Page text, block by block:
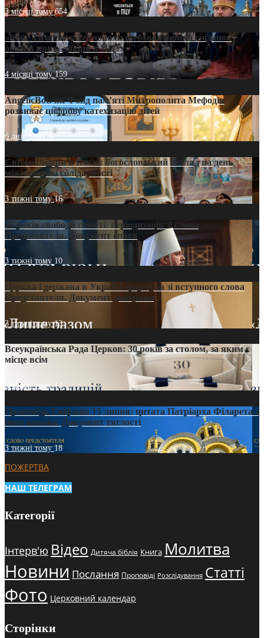
3 місяці тому654
«Кейс Тихона» у Тернополі: як Молитовний сніданок
оголив кризу довіри в ПЦУ
4 місяці тому159
AngelicBot: як Фонд пам’яті Митрополита Мефодія
розвиває цифрову катехизацію дітей
6 днів тому9
Світові лідери в Києві: богословський погляд на день
міжнародної солідарності
3 тижні тому16
35 років свободи совісті: періодизація зі слова
Предстоятеля. Документ епохи
3 тижні тому 10
Церква і держава в Україні: формула зі вступного слова
Предстоятеля. Документ доктрини
3 тижні тому13
Всеукраїнська Рада Церков: 30 років за столом, за яким є
місце всім
3 тижні тому13
Проповідь Епіфанія 15 липня: цитата Патріарха Філарета з
його амвона. Документ тяглості
3 тижні тому18
ПОЖЕРТВА
НАШ ТЕЛЕГРАМ
Категорії
Інтерв'ю Відео Дитяча біблія Книга Молитва
Новини Послання Проповіді Розслідування Статті
Фото Церковний календар
Сторінки